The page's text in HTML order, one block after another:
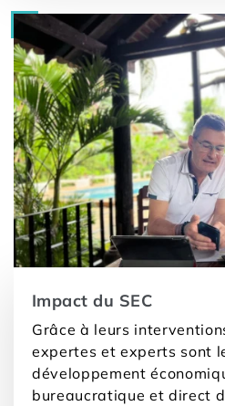
Impact du SEC
Grâce à leurs
expertes et experts sont
développement
bureaucratique et direct